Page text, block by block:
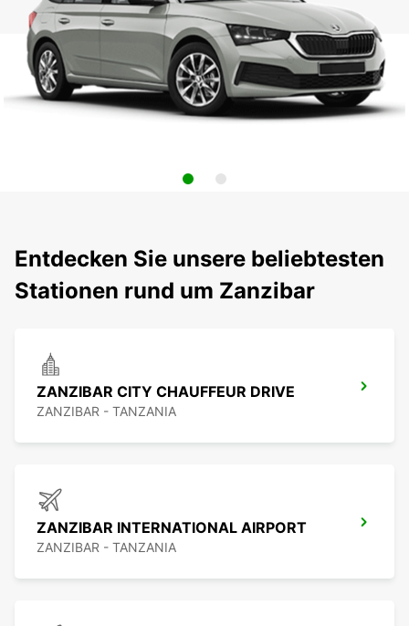
Entdecken Sie unsere beliebtesten
Stationen rund um Zanzibar
ZANZIBAR CITY CHAUFFEUR DRIVE
ZANZIBAR - TANZANIA
ZANZIBAR INTERNATIONAL AIRPORT
ZANZIBAR - TANZANIA